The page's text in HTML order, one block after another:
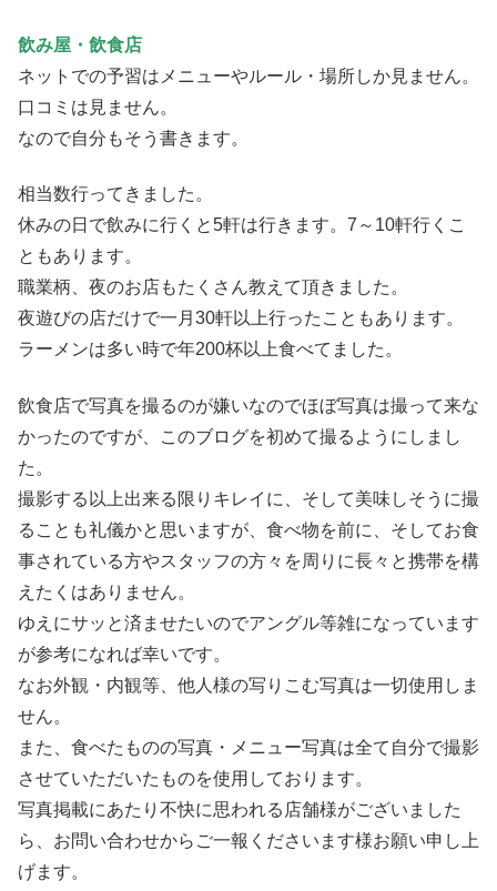
飲み屋・飲食店
ネットでの予習はメニューやルール・場所しか見ません。
口コミは見ません。
なので自分もそう書きます。
相当数行ってきました。
休みの日で飲みに行くと5軒は行きます。7～10軒行くこ
ともあります。
職業柄、夜のお店もたくさん教えて頂きました。
夜遊びの店だけで一月30軒以上行ったこともあります。
ラーメンは多い時で年200杯以上食べてました。
飲食店で写真を撮るのが嫌いなのでほぼ写真は撮って来な
かったのですが、このブログを初めて撮るようにしまし
た。
撮影する以上出来る限りキレイに、そして美味しそうに撮
ることも礼儀かと思いますが、食べ物を前に、そしてお食
事されている方やスタッフの方々を周りに長々と携帯を構
えたくはありません。
ゆえにサッと済ませたいのでアングル等雑になっています
が参考になれば幸いです。
なお外観・内観等、他人様の写りこむ写真は一切使用しま
せん。
また、食べたものの写真・メニュー写真は全て自分で撮影
させていただいたものを使用しております。
写真掲載にあたり不快に思われる店舗様がございました
ら、お問い合わせからご一報くださいます様お願い申し上
げます。